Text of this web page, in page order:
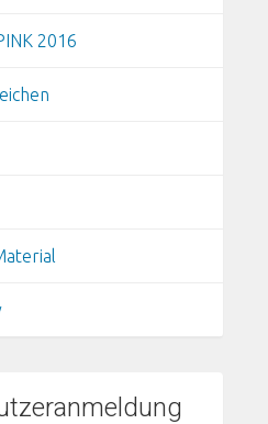
2016